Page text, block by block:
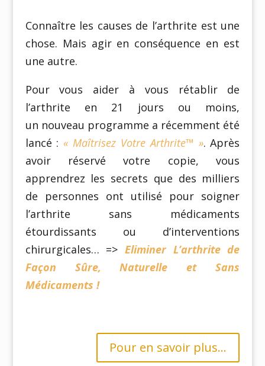
Connaître les causes de l’arthrite est une
chose. Mais agir en conséquence en est
une autre.
Pour vous aider à vous rétablir de
l’arthrite en 21 jours ou moins,
un nouveau programme a récemment été
lancé : « Maîtrisez Votre Arthrite™ ». Après
avoir réservé votre copie, vous
apprendrez les secrets que des milliers
de personnes ont utilisé pour soigner
l’arthrite sans médicaments
étourdissants ou d’interventions
chirurgicales… => Eliminer L’arthrite de
Façon Sûre, Naturelle et Sans
Médicaments !
Pour en savoir plus...